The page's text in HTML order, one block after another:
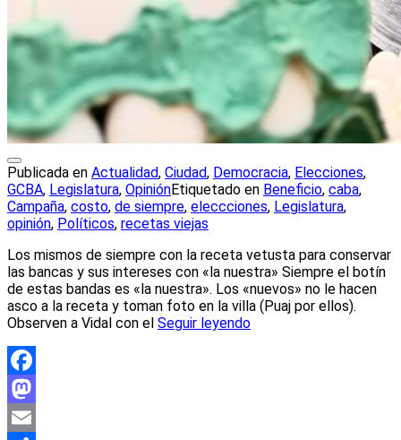
Publicada en Actualidad, Ciudad, Democracia, Elecciones,
GCBA, Legislatura, OpiniónEtiquetado en Beneficio, caba,
Campaña, costo, de siempre, eleccciones, Legislatura,
opinión, Políticos, recetas viejas
Los mismos de siempre con la receta vetusta para conservar
las bancas y sus intereses con «la nuestra» Siempre el botín
de estas bandas es «la nuestra». Los «nuevos» no le hacen
asco a la receta y toman foto en la villa (Puaj por ellos).
Observen a Vidal con el Seguir leyendo
Facebook
Mastodon